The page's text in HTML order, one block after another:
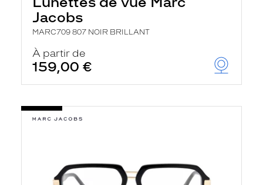
Jacobs
MARC709 807 NOIR BRILLANT
À partir de
159,00 €